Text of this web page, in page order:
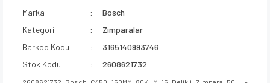
Marka
Bosch
Kategori
Zımparalar
Barkod Kodu
3165140993746
Stok Kodu
2608621732